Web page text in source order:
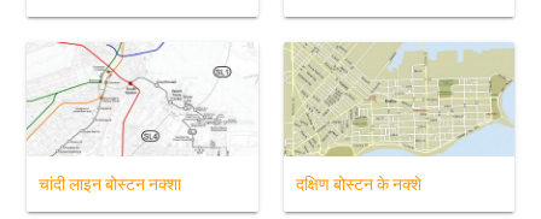
चांदी लाइन बोस्टन नक्शा दक्षिण बोस्टन के नक्शे